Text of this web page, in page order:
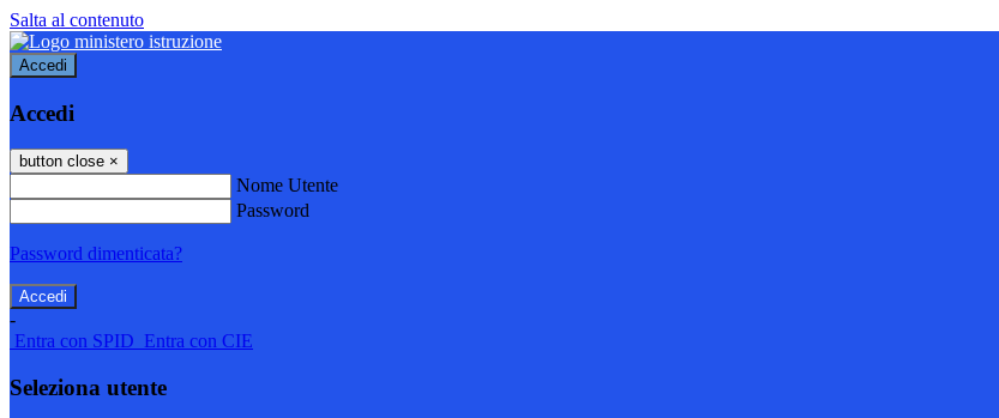
Salta al contenuto
Accedi
Accedi
button close ×
Nome Utente
Password
Password dimenticata?
-
Entra con SPID Entra con CIE
Seleziona utente